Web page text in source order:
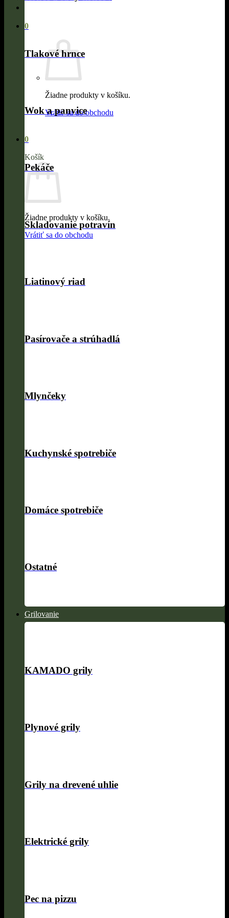
0
Žiadne produkty v košíku.
Vrátiť sa do obchodu
0
Košík
Žiadne produkty v košíku.
Vrátiť sa do obchodu
Tlakové hrnce
Wok a panvice
Pekáče
Skladovanie potravín
Liatinový riad
Pasírovače a strúhadlá
Mlynčeky
Kuchynské spotrebiče
Domáce spotrebiče
Ostatné
Grilovanie
KAMADO grily
Plynové grily
Grily na drevené uhlie
Elektrické grily
Pec na pizzu